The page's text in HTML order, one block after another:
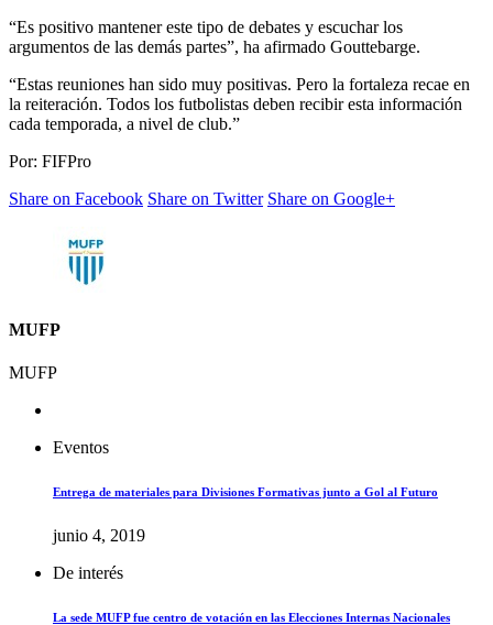
“Es positivo mantener este tipo de debates y escuchar los
argumentos de las demás partes”, ha afirmado Gouttebarge.
“Estas reuniones han sido muy positivas. Pero la fortaleza recae en
la reiteración. Todos los futbolistas deben recibir esta información
cada temporada, a nivel de club.”
Por: FIFPro
Share on Facebook Share on Twitter Share on Google+
MUFP
MUFP
Eventos
Entrega de materiales para Divisiones Formativas junto a Gol al Futuro
junio 4, 2019
De interés
La sede MUFP fue centro de votación en las Elecciones Internas Nacionales